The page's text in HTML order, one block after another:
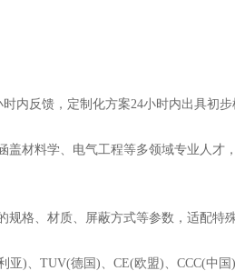
反馈，定制化方案24小时内出具初步
材料学、电气工程等多领域专业人才
、材质、屏蔽方式等参数，适配特殊
、TUV(德国)、CE(欧盟)、CCC(中国